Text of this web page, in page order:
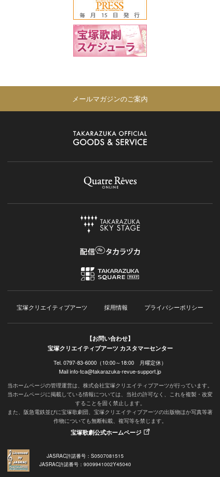
メールマガジンのご案内
宝塚クリエイティブアーツ 採用情報 プライバシーポリシー
【お問い合わせ】
宝塚クリエイティブアーツ カスタマーセンター
Tel. 0797-83-6000（10:00～18:00 月曜定休）
Mail info-tca@takarazuka-revue-support.jp
当ホームページの管理運営は、株式会社宝塚クリエイティブアーツが行っています。
当ホームページに掲載している情報については、当社の許可なく、これを複製・改変
することを固く禁止します。
また、阪急電鉄並びに宝塚歌劇団、宝塚クリエイティブアーツの出版物ほか写真等著
作物についても無断転載、複写等を禁じます。
宝塚歌劇公式ホームページ
JASRAC許諾番号：S0507081515
JASRAC許諾番号：9009941002Y45040